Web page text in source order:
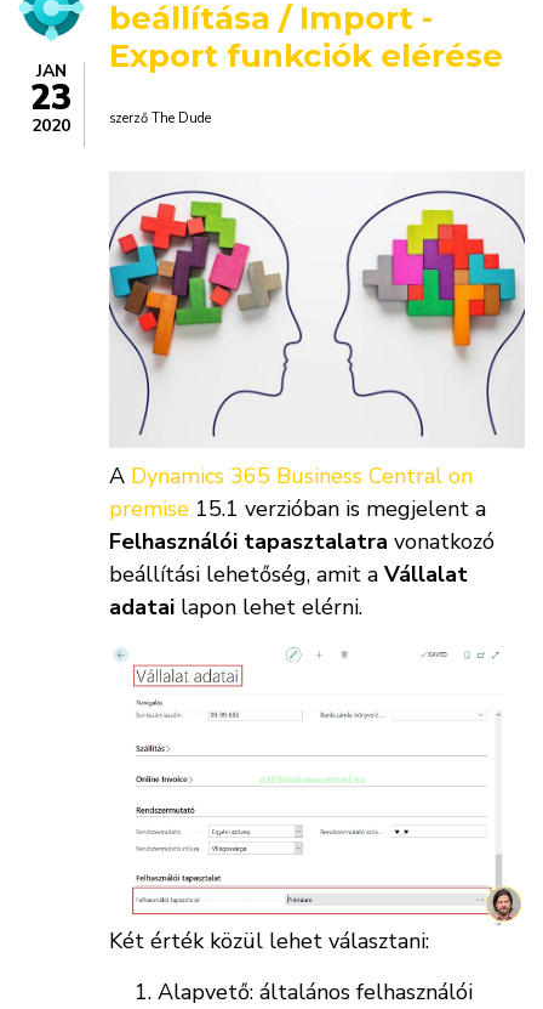
JAN
23
2020
beállítása / Import -
Export funkciók elérése
szerző The Dude
A Dynamics 365 Business Central on
premise 15.1 verzióban is megjelent a
Felhasználói tapasztalatra vonatkozó
beállítási lehetőség, amit a Vállalat
adatai lapon lehet elérni.
Két érték közül lehet választani:
Alapvető: általános felhasználói